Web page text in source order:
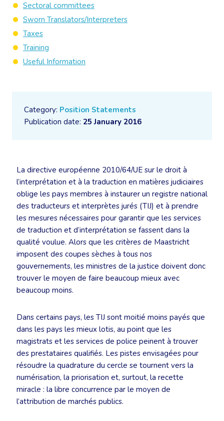
Category: Position Statements
Publication date: 25 January 2016
La directive européenne 2010/64/UE sur le droit à
l’interprétation et à la traduction en matières judiciaires
oblige les pays membres à instaurer un registre national
des traducteurs et interprètes jurés (TIJ) et à prendre
les mesures nécessaires pour garantir que les services
de traduction et d’interprétation se fassent dans la
qualité voulue. Alors que les critères de Maastricht
imposent des coupes sèches à tous nos
gouvernements, les ministres de la justice doivent donc
trouver le moyen de faire beaucoup mieux avec
beaucoup moins.
Dans certains pays, les TIJ sont moitié moins payés que
dans les pays les mieux lotis, au point que les
magistrats et les services de police peinent à trouver
des prestataires qualifiés. Les pistes envisagées pour
résoudre la quadrature du cercle se tournent vers la
numérisation, la priorisation et, surtout, la recette
miracle : la libre concurrence par le moyen de
l’attribution de marchés publics.
Sectoral committees
Sworn Translators/Interpreters
Taxes
Training
Useful Information